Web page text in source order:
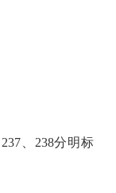
、238分明标